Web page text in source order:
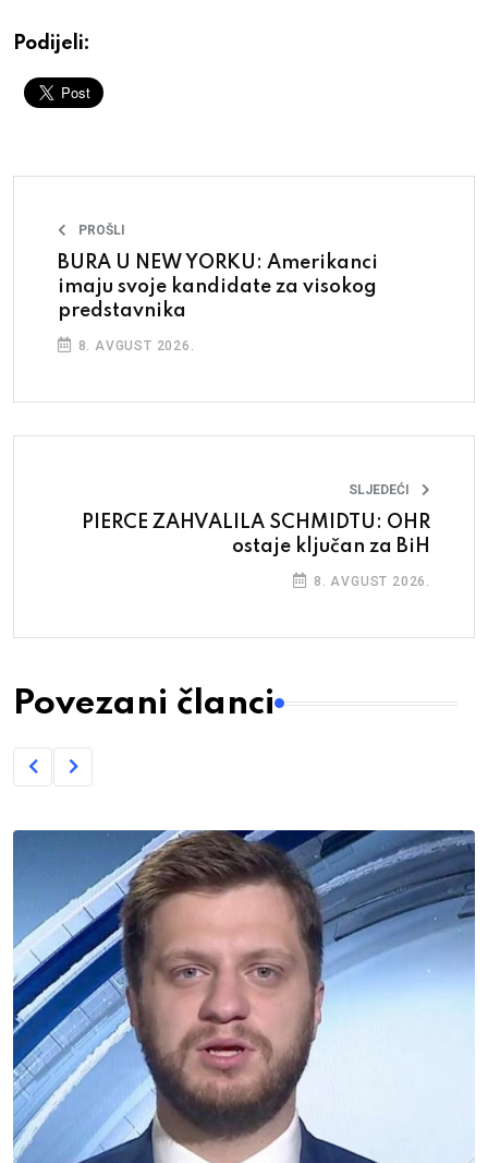
Podijeli:
PROŠLI
BURA U NEW YORKU: Amerikanci
imaju svoje kandidate za visokog
predstavnika
8. AVGUST 2026.
SLJEDEĆI
PIERCE ZAHVALILA SCHMIDTU: OHR
ostaje ključan za BiH
8. AVGUST 2026.
Povezani članci